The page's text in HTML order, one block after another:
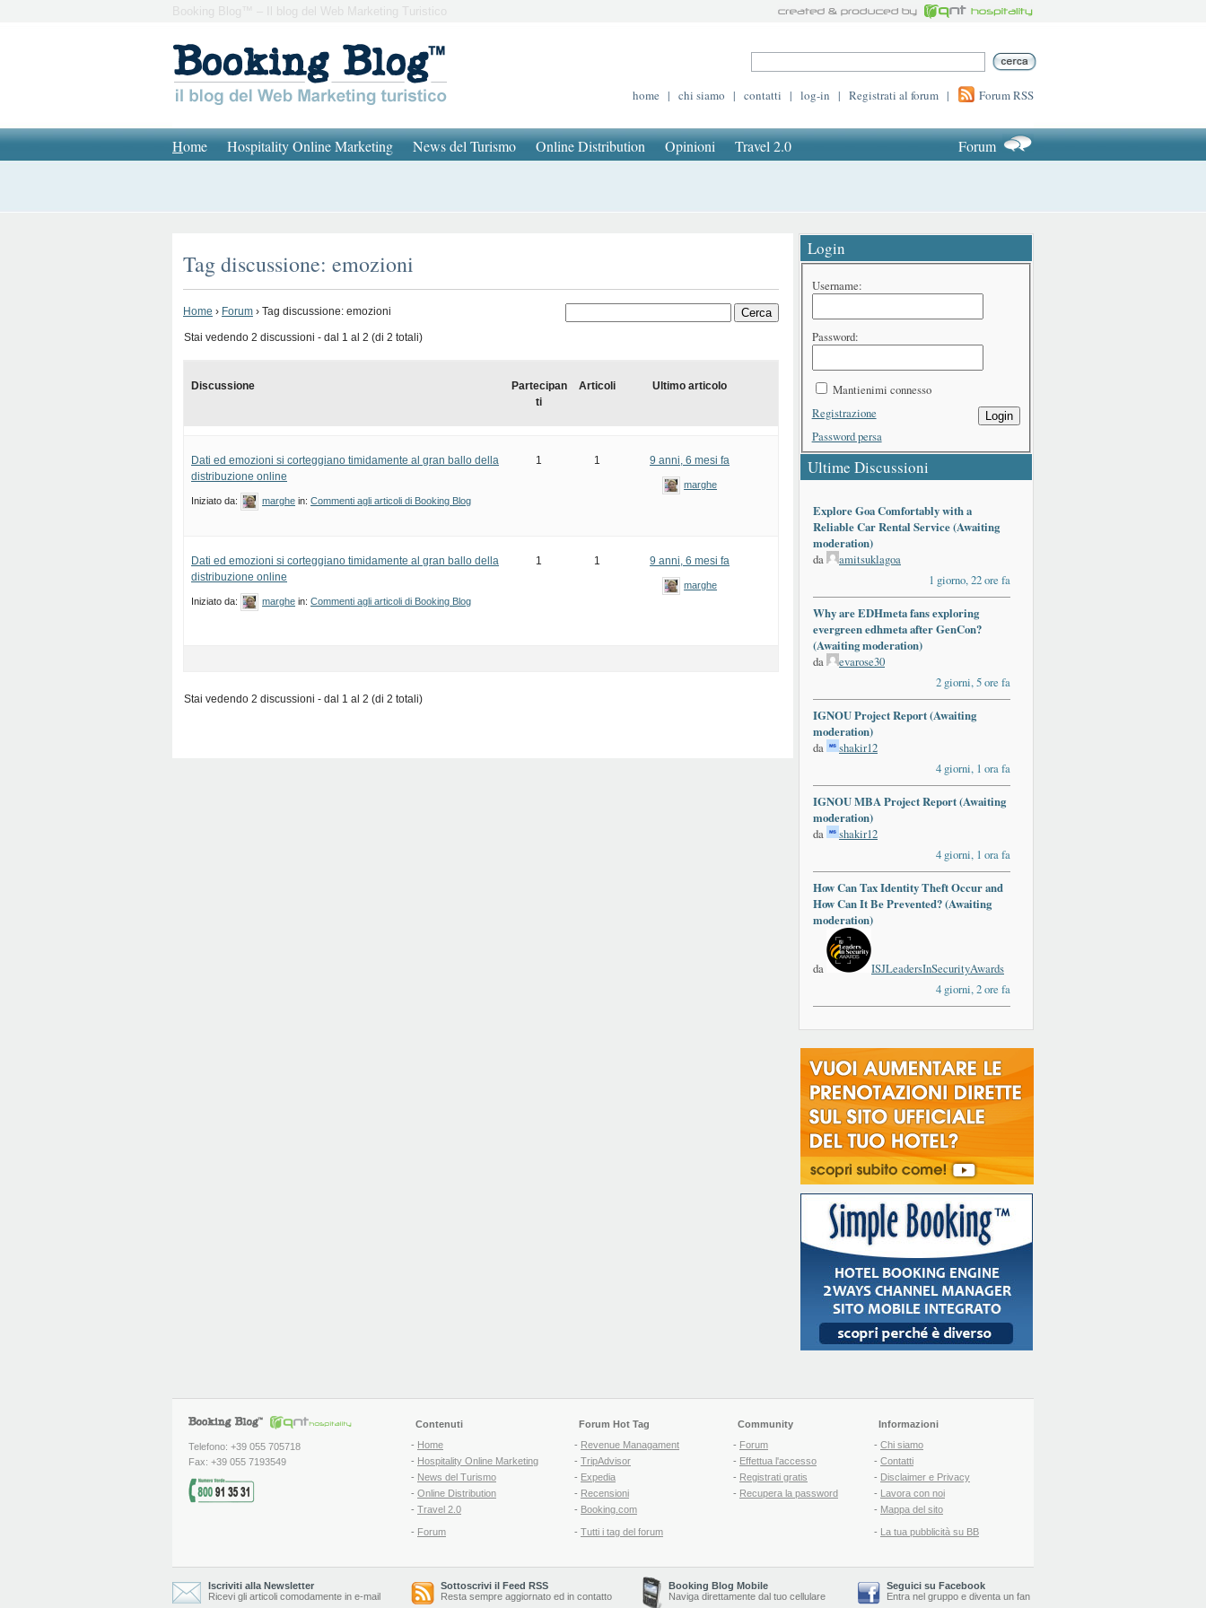
Booking Blog™ – Il blog del Web Marketing Turistico
home | chi siamo | contatti | log-in | Registrati al forum | Forum RSS
Home Hospitality Online Marketing News del Turismo Online Distribution Opinioni Travel 2.0 Forum
Tag discussione: emozioni
Home › Forum › Tag discussione: emozioni
Stai vedendo 2 discussioni - dal 1 al 2 (di 2 totali)
Discussione
Partecipan
ti
Articoli Ultimo articolo
Dati ed emozioni si corteggiano timidamente al gran ballo della
distribuzione online
Iniziato da: marghe in: Commenti agli articoli di Booking Blog
1 1 9 anni, 6 mesi fa
marghe
Dati ed emozioni si corteggiano timidamente al gran ballo della
distribuzione online
Iniziato da: marghe in: Commenti agli articoli di Booking Blog
1 1 9 anni, 6 mesi fa
marghe
Stai vedendo 2 discussioni - dal 1 al 2 (di 2 totali)
Login
Username:
Password:
Mantienimi connesso
Login
Registrazione
Password persa
Ultime Discussioni
Explore Goa Comfortably with a
Reliable Car Rental Service (Awaiting
moderation)
da
amitsuklagoa
1 giorno, 22 ore fa
Why are EDHmeta fans exploring
evergreen edhmeta after GenCon?
(Awaiting moderation)
da
evarose30
2 giorni, 5 ore fa
IGNOU Project Report (Awaiting
moderation)
da
shakir12
4 giorni, 1 ora fa
IGNOU MBA Project Report (Awaiting
moderation)
da
shakir12
4 giorni, 1 ora fa
How Can Tax Identity Theft Occur and
How Can It Be Prevented? (Awaiting
moderation)
da
ISJLeadersInSecurityAwards
4 giorni, 2 ore fa
Telefono: +39 055 705718
Fax: +39 055 7193549
Contenuti
- Home
- Hospitality Online Marketing
- News del Turismo
- Online Distribution
- Travel 2.0
- Forum
Forum Hot Tag
- Revenue Managament
- TripAdvisor
- Expedia
- Recensioni
- Booking.com
- Tutti i tag del forum
Community
- Forum
- Effettua l'accesso
- Registrati gratis
- Recupera la password
Informazioni
- Chi siamo
- Contatti
- Disclaimer e Privacy
- Lavora con noi
- Mappa del sito
- La tua pubblicità su BB
Iscriviti alla Newsletter
Ricevi gli articoli comodamente in e-mail
Sottoscrivi il Feed RSS
Resta sempre aggiornato ed in contatto
Booking Blog Mobile
Naviga direttamente dal tuo cellulare
Seguici su Facebook
Entra nel gruppo e diventa un fan